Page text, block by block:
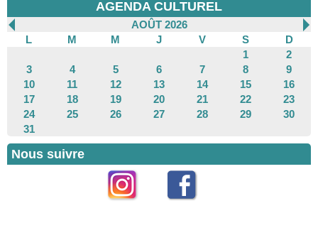
AGENDA CULTUREL
AOÛT 2026
L
M M J V S
D
1
2
3
4 5 6 7 8
9
10
11 12 13 14 15
16
17
18 19 20 21 22
23
24
25 26 27 28 29
30
31
Nous suivre